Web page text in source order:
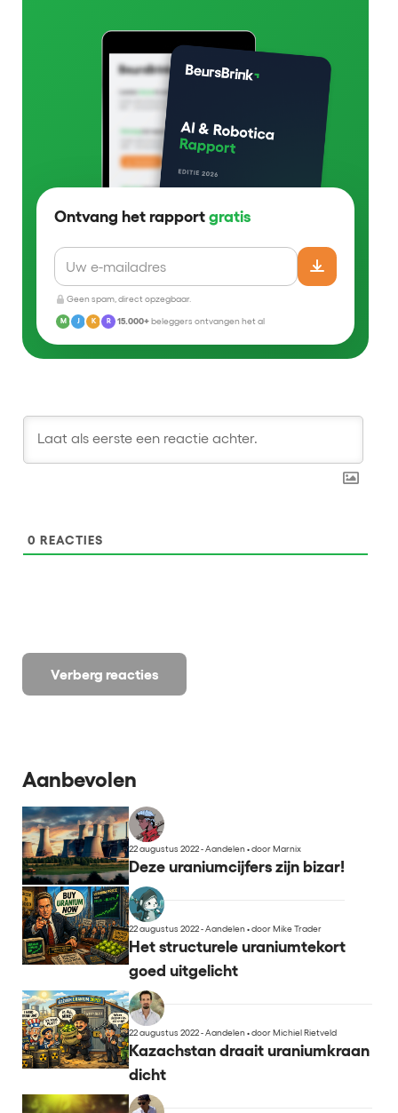
Ontvang het rapport gratis
Geen spam, direct opzegbaar.
M J K R 15.000+beleggers ontvangen het al
Verberg reacties
0 REACTIES
Aanbevolen
22 augustus 2022 - Aandelen•door Marnix
Deze uraniumcijfers zijn bizar!
22 augustus 2022 - Aandelen•door Mike Trader
Het structurele uraniumtekort
goed uitgelicht
22 augustus 2022 - Aandelen•door Michiel Rietveld
Kazachstan draait uraniumkraan
dicht